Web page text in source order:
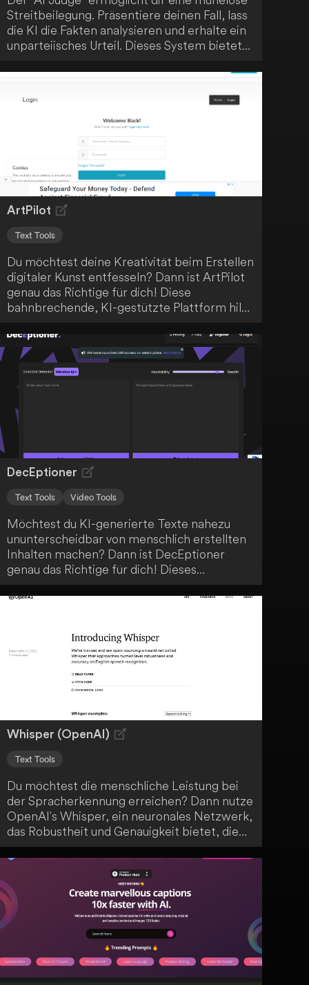
Streitbeilegung. Präsentiere deinen Fall, lass
die KI die Fakten analysieren und erhalte ein
unparteiisches Urteil. Dieses System bietet
Konfliktlösungen, angetrieben durch
ArtPilot
Text Tools
Du möchtest deine Kreativität beim Erstellen
digitaler Kunst entfesseln? Dann ist ArtPilot
genau das Richtige für dich! Diese
bahnbrechende, KI-gestützte Plattform hilft
Avatare zum Leben zu erwecken. Mit
ArtPilot revolutionierst du das Gestalten
digitaler Kunst.
DecEptioner
Text Tools Video Tools
Möchtest du KI-generierte Texte nahezu
ununterscheidbar von menschlich erstellten
Inhalten machen? Dann ist DecEptioner
genau das Richtige für dich! Dieses
fortschrittliche KI-System transformiert und
tarnt KI-Texte, um ihre Originalität zu
generiertem Content zu verbessern. Egal in
welchem Kontext du KI-Texte einsetzen
möchtest - DecEptioner hilft dir dabei, sie
authentischer und überzeugender zu
Whisper (OpenAI)
Text Tools
Du möchtest die menschliche Leistung bei
der Spracherkennung erreichen? Dann nutze
OpenAI's Whisper, ein neuronales Netzwerk,
das Robustheit und Genauigkeit bietet, die
der menschlichen Leistung entspricht.